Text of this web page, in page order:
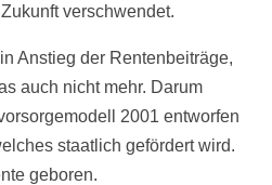
verschwendet.
Anstieg der Rentenbeiträge,
auch nicht mehr. Darum
2001 entworfen
staatlich gefördert wird.
geboren.